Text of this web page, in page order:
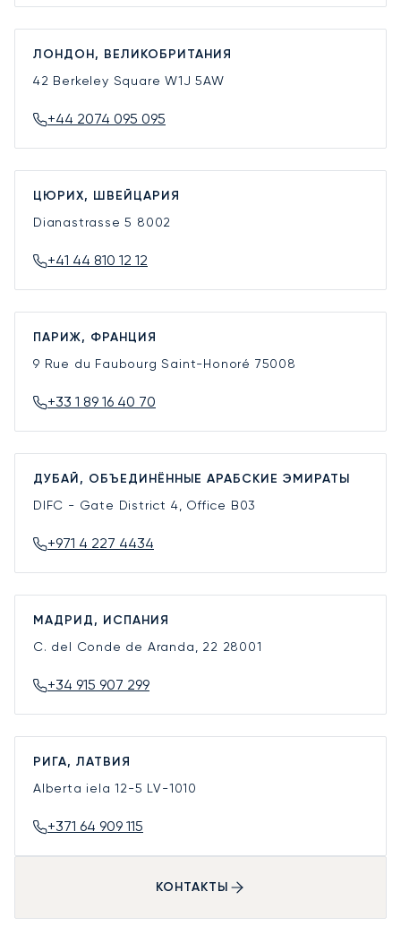
ЛОНДОН, ВЕЛИКОБРИТАНИЯ
42 Berkeley SquareW1J 5AW
+44 2074 095 095
ЦЮРИХ, ШВЕЙЦАРИЯ
Dianastrasse 5 8002
+41 44 810 12 12
ПАРИЖ, ФРАНЦИЯ
9 Rue du Faubourg Saint-Honoré 75008
+33 1 89 16 40 70
ДУБАЙ, ОБЪЕДИНЁННЫЕ АРАБСКИЕ ЭМИРАТЫ
DIFC - Gate District 4, Office B03
+971 4 227 4434
МАДРИД, ИСПАНИЯ
C. del Conde de Aranda, 22 28001
+34 915 907 299
РИГА, ЛАТВИЯ
Alberta iela 12-5 LV-1010
+371 64 909 115
КОНТАКТЫ